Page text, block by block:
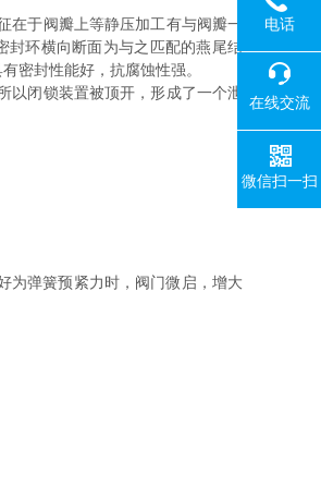
于阀瓣上等静压加工有与阀瓣一
环横向断面为与之匹配的燕尾结
密封性能好，抗腐蚀性强。
闭锁装置被顶开，形成了一个泄
弹簧预紧力时，阀门微启，增大
电话
在线交流
微信扫一扫